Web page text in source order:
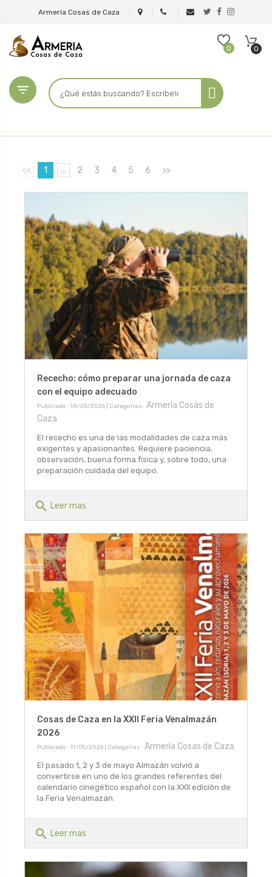
Armería Cosas de Caza
0 0

<< 1 ... 2 3 4 5 6 >>
Rececho: cómo preparar una jornada de caza
con el equipo adecuado
Publicado : 18/05/2026 | Categorías : Armería Cosas de
Caza
El rececho es una de las modalidades de caza más
exigentes y apasionantes. Requiere paciencia,
observación, buena forma física y, sobre todo, una
preparación cuidada del equipo.
search Leer mas
Cosas de Caza en la XXII Feria Venalmazán
2026
Publicado : 11/05/2026 | Categorías : Armería Cosas de Caza
El pasado 1, 2 y 3 de mayo Almazán volvió a
convertirse en uno de los grandes referentes del
calendario cinegético español con la XXII edición de
la Feria Venalmazán.
search Leer mas